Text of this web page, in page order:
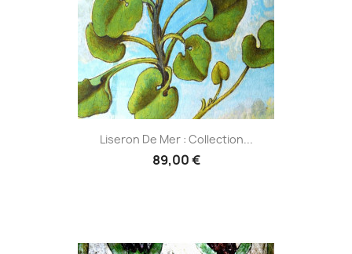
Liseron De Mer : Collection...
89,00 €